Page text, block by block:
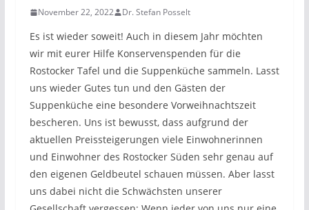
November 22, 2022 Dr. Stefan Posselt
Es ist wieder soweit! Auch in diesem Jahr möchten
wir mit eurer Hilfe Konservenspenden für die
Rostocker Tafel und die Suppenküche sammeln. Lasst
uns wieder Gutes tun und den Gästen der
Suppenküche eine besondere Vorweihnachtszeit
bescheren. Uns ist bewusst, dass aufgrund der
aktuellen Preissteigerungen viele Einwohnerinnen
und Einwohner des Rostocker Süden sehr genau auf
den eigenen Geldbeutel schauen müssen. Aber lasst
uns dabei nicht die Schwächsten unserer